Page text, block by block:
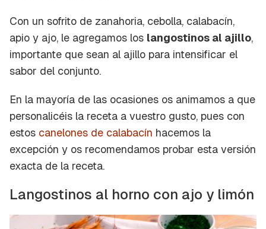
Con un sofrito de zanahoria, cebolla, calabacín,
apio y ajo, le agregamos los langostinos al ajillo,
importante que sean al ajillo para intensificar el
sabor del conjunto.
En la mayoría de las ocasiones os animamos a que
personalicéis la receta a vuestro gusto, pues con
estos canelones de calabacín hacemos la
excepción y os recomendamos probar esta versión
exacta de la receta.
Langostinos al horno con ajo y limón